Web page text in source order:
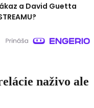
a David Guetta
naživo ale